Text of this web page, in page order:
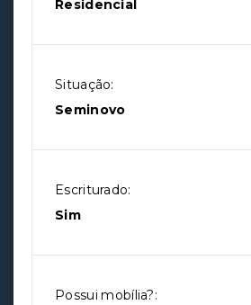
Residencial
Situação:
Seminovo
Escriturado:
Sim
Possui mobília?: